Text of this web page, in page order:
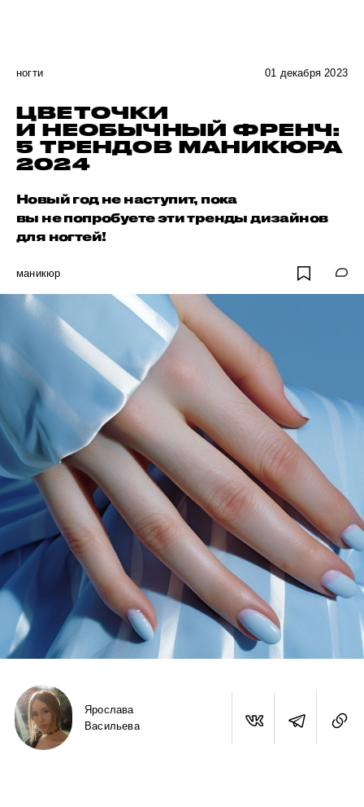
ногти 01 декабря 2023
ЦВЕТОЧКИ
И НЕОБЫЧНЫЙ ФРЕНЧ:
5 ТРЕНДОВ МАНИКЮРА
2024
Новый год не наступит, пока
вы не попробуете эти тренды дизайнов
для ногтей!
маникюр
Ярослава
Васильева